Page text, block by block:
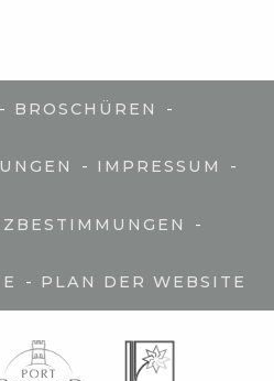
- BROSCHÜREN -
- IMPRESSUM -
-
- PLAN DER WEBSITE